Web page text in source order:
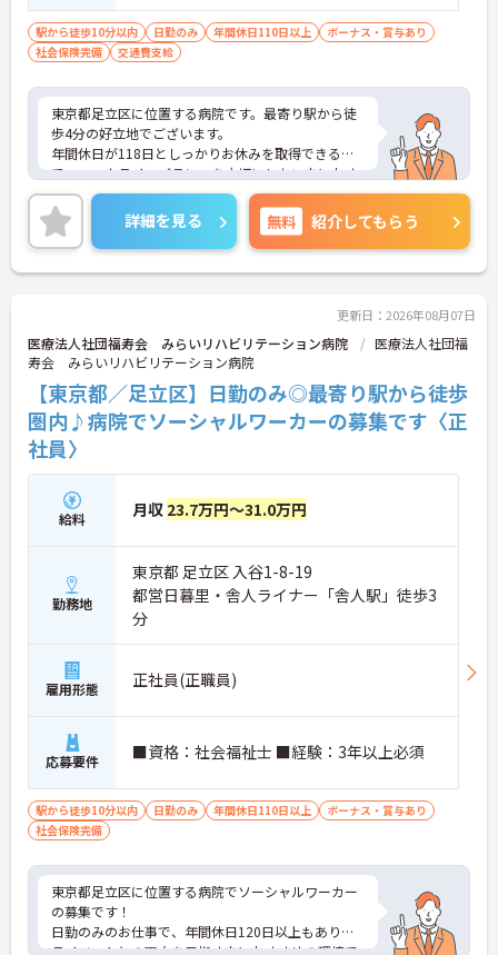
駅から徒歩10分以内 日勤のみ 年間休日110日以上
ボーナス・賞与あり
社会保険完備
交通費支給
東京都足立区に位置する病院です。最寄り駅から徒
歩4分の好立地でございます。
年間休日が118日としっかりお休みを取得できるの
で、ワークライフバランスを大切にしたい方におす
すめです。
昇給や賞与制度があり頑張りが評価されてしっかり
と職員に還元されます。
ご興味のある方には、面接対策ポイントなど、さら
に詳細をお話しいたしますのでお気軽にご相談くだ
詳細を見る 無料 紹介してもらう
更新日：2026年08月07日
医療法人社団福寿会 みらいリハビリテーション病院
医療法人社団福
寿会 みらいリハビリテーション病院
【東京都／足立区】日勤のみ◎最寄り駅から徒歩
圏内♪病院でソーシャルワーカーの募集です〈正
社員〉
給料 月収 23.7万円～31.0万円
勤務地
東京都 足立区 入谷1-8-19
都営日暮里・舎人ライナー「舎人駅」徒歩3
分
雇用形態 正社員(正職員)
応募要件 ■資格：社会福祉士 ■経験：3年以上必須
駅から徒歩10分以内 日勤のみ 年間休日110日以上
ボーナス・賞与あり
社会保険完備
東京都足立区に位置する病院でソーシャルワーカー
の募集です！
日勤のみのお仕事で、年間休日120日以上もありプ